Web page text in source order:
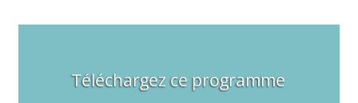
Téléchargez ce programme